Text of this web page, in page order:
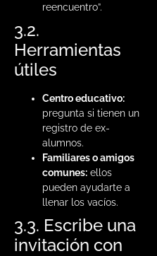
reencuentro”.
3.2.
Herramientas
útiles
Centro educativo:
pregunta si tienen un
registro de ex-
alumnos.
Familiares o amigos
comunes: ellos
pueden ayudarte a
llenar los vacíos.
3.3. Escribe una
invitación con